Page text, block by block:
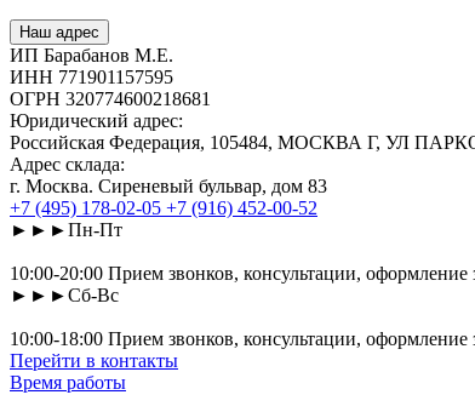
Наш адрес
ИП Барабанов М.Е.
ИНН 771901157595
ОГРН 320774600218681
Юридический адрес:
Российская Федерация, 105484, МОСКВА Г, УЛ
Адрес склада:
г. Москва. Сиреневый бульвар, дом 83
+7 (495) 178-02-05 +7 (916) 452-00-52
►►►Пн-Пт
10:00-20:00 Прием звонков, консультации, оформление
►►►Сб-Вс
10:00-18:00 Прием звонков, консультации, оформление
Перейти в контакты
Время работы